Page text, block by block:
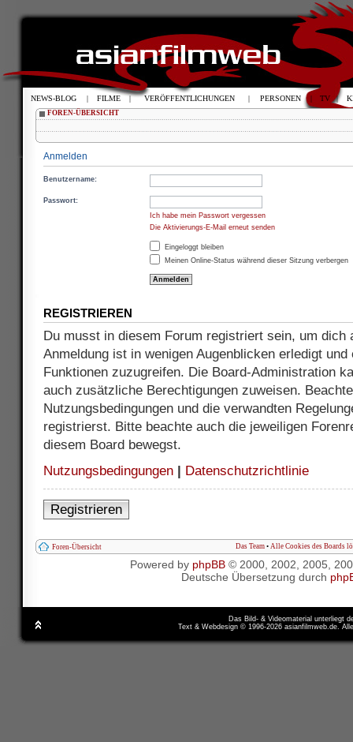
FOREN-ÜBERSICHT
Anmelden
Benutzername:
Passwort:
Ich habe mein Passwort vergessen
Die Aktivierungs-E-Mail erneut senden
Eingeloggt bleiben
Meinen Online-Status während dieser Sitzung verbergen
REGISTRIEREN
Du musst in diesem Forum registriert sein, um dich
Anmeldung ist in wenigen Augenblicken erledigt
Funktionen zuzugreifen. Die Board-Administration
auch zusätzliche Berechtigungen zuweisen.
Nutzungsbedingungen und die verwandten
registrierst. Bitte beachte auch die jeweiligen
diesem Board bewegst.
Nutzungsbedingungen
Datenschutzrichtlinie
Registrieren
Foren-Übersicht Das Team • Alle Cookies des Boards
Powered by phpBB© 2000, 2002, 2005,
Deutsche Übersetzung durch
Das Bild- & Videomaterial unterliegt
Text & Webdesign © 1996-2026 asianfilmweb.de.
NEWS-BLOG | FILME | VERÖFFENTLICHUNGEN | PERSONEN | TV |